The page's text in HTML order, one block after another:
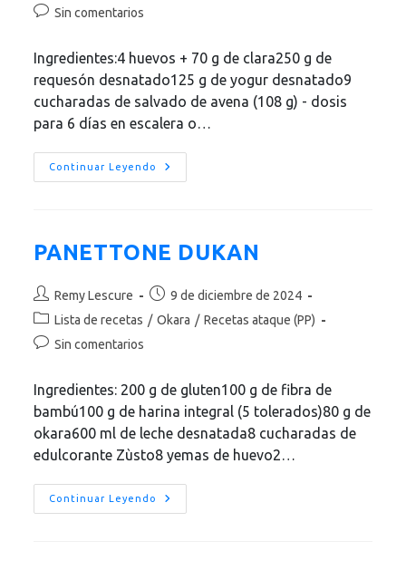
entrada:
de
Comentarios
entrada:
Sin comentarios
Ingredientes:4 huevos + 70 g de clara250 g de
requesón desnatado125 g de yogur desnatado9
cucharadas de salvado de avena (108 g) - dosis
para 6 días en escalera o…
Continuar Leyendo
Pandoro
DUKAN
PANETTONE DUKAN
Autor
de
entrada:
Remy Lescure
Publicación
de
la
9 de diciembre de 2024
Categoría
de
Lista de recetas / Okara / Recetas ataque (PP)
Comentarios
entrada:
Sin comentarios
Ingredientes: 200 g de gluten100 g de fibra de
bambú100 g de harina integral (5 tolerados)80 g de
okara600 ml de leche desnatada8 cucharadas de
edulcorante Zùsto8 yemas de huevo2…
Continuar Leyendo
PANETTONE
DUKAN